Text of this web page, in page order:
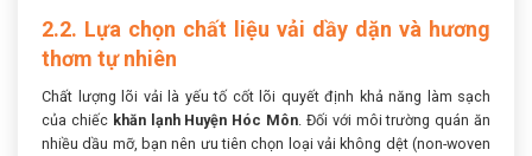
2.2. Lựa chọn chất liệu vải dầy dặn và hương
thơm tự nhiên
Chất lượng lõi vải là yếu tố cốt lõi quyết định khả năng làm sạch
của chiếc khăn lạnh Huyện Hóc Môn . Đối với môi trường quán ăn
nhiều dầu mỡ, bạn nên ưu tiên chọn loại vải không dệt (non-woven